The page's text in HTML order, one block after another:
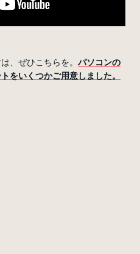
、ぜひこちらを。 パソコンの
をいくつかご用意しました。